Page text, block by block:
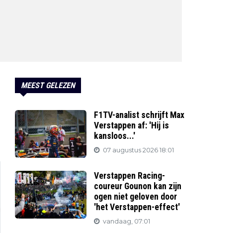
MEEST GELEZEN
F1TV-analist schrijft Max
Verstappen af: 'Hij is
kansloos...'
07 augustus 2026 18:01
Verstappen Racing-
coureur Gounon kan zijn
ogen niet geloven door
'het Verstappen-effect'
vandaag, 07:01